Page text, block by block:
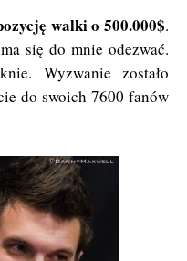
walki o 500.000$.
się do mnie odezwać.
Wyzwanie zostało
do swoich 7600 fanów